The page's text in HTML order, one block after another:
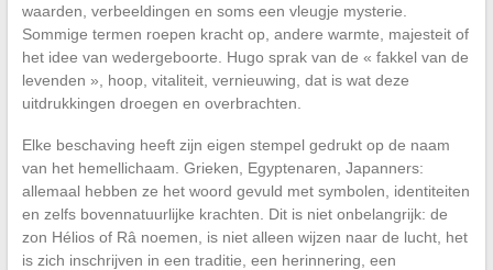
waarden, verbeeldingen en soms een vleugje mysterie.
Sommige termen roepen kracht op, andere warmte, majesteit of
het idee van wedergeboorte. Hugo sprak van de « fakkel van de
levenden », hoop, vitaliteit, vernieuwing, dat is wat deze
uitdrukkingen droegen en overbrachten.
Elke beschaving heeft zijn eigen stempel gedrukt op de naam
van het hemellichaam. Grieken, Egyptenaren, Japanners:
allemaal hebben ze het woord gevuld met symbolen, identiteiten
en zelfs bovennatuurlijke krachten. Dit is niet onbelangrijk: de
zon Hélios of Râ noemen, is niet alleen wijzen naar de lucht, het
is zich inschrijven in een traditie, een herinnering, een